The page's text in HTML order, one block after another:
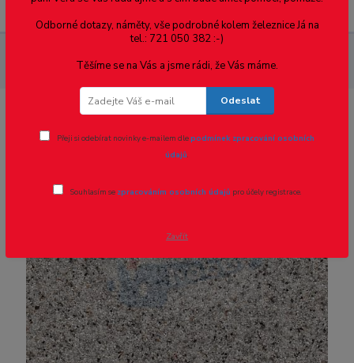
Polák 5323
Odborné dotazy, náměty, vše podrobné kolem železnice Já na
tel.: 721 050 382 :-)
Těšíme se na Vás a jsme rádi, že Vás máme.
Odeslat
Přeji si odebírat novinky e-mailem dlepodmínek zpracování osobních
údajů.
Souhlasím se zpracováním osobních údajů pro účely registrace.
Zavřít